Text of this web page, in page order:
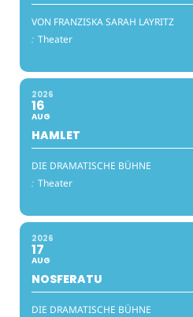
VON FRANZISKA SARAH LAYRITZ
: Theater
2026
16
AUG
HAMLET
DIE DRAMATISCHE BÜHNE
: Theater
2026
17
AUG
NOSFERATU
DIE DRAMATISCHE BÜHNE